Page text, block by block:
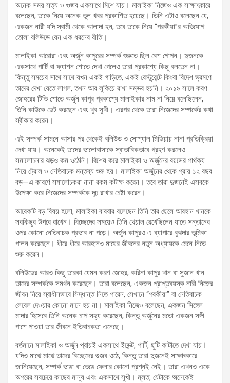
অনেক সময় সত্য ও গুজব একসাথে মিশে যায়। মালাইকা নিজেও এক সাক্ষাৎকারে
বলেছেন, তাকে নিয়ে অনেক ভুল খবর প্রকাশিত হয়েছে। তিনি এটাও বলেছেন যে,
একজন নারী যদি স্বামী থেকে আলাদা হন, তবে তাকে নিয়ে “পরকীয়া”র অভিযোগ
তোলা বলিউডে যেন এক ধরনের রীতি।
মালাইকা আরোরা এবং অর্জুন কাপুরের সম্পর্ক শুরুতে ছিল বেশ গোপন। দুজনকে
একসাথে পার্টি বা ফ্যাশন শোতে দেখা গেলেও তারা প্রকাশ্যে কিছু বলতেন না।
কিন্তু সময়ের সাথে সাথে যখন একই গাড়িতে, একই রেস্টুরেন্টে কিংবা বিদেশ ভ্রমণে
তাদের দেখা যেতে লাগল, তখন আর লুকিয়ে রাখা সম্ভব হয়নি। ২০১৯ সালে করণ
জোহরের টিভি শোতে অর্জুন কাপুর প্রকাশ্যে মালাইকার নাম না নিয়ে বলেছিলেন,
তিনি কাউকে ডেট করছেন এবং খুব সুখী। এরপর থেকে তারা নিজেদের সম্পর্কের কথা
স্বীকার করেন।
এই সম্পর্ক সামনে আসার পর থেকেই বলিউড ও সোশ্যাল মিডিয়ায় নানা প্রতিক্রিয়া
দেখা যায়। অনেকেই তাদের ভালোবাসাকে স্বাভাবিকভাবে গ্রহণ করলেও
সমালোচনার ঝড়ও কম ওঠেনি। বিশেষ করে মালাইকা ও অর্জুনের বয়সের পার্থক্য
নিয়ে ট্রোল ও নেতিবাচক মন্তব্য শুরু হয়। মালাইকা অর্জুনের থেকে প্রায় ১২ বছর
বড়—এ কারণে সমালোচকরা নানা রকম কটাক্ষ করেন। তবে তারা দুজনেই এসবকে
উপেক্ষা করে নিজেদের সম্পর্ককে দৃঢ় রাখার চেষ্টা করেন।
আরেকটি বড় বিষয় হলো, মালাইকা বারবার বলেছেন তিনি তার ছেলে আরহান খানকে
সবকিছুর উপরে রাখেন। বিচ্ছেদের সময়েও তিনি খেয়াল রেখেছিলেন যাতে সন্তানের
ওপর কোনো নেতিবাচক প্রভাব না পড়ে। অর্জুন কাপুরও এ ব্যাপারে বুঝদার ভূমিকা
পালন করেছেন। ধীরে ধীরে আরহানও মায়ের জীবনের নতুন অধ্যায়কে মেনে নিতে
শুরু করেন।
বলিউডের আরও কিছু তারকা যেমন করণ জোহর, করিনা কাপুর খান বা সুজান খান
তাদের সম্পর্ককে সমর্থন করেছেন। তারা বলেছেন, একজন প্রাপ্তবয়স্ক নারী নিজের
জীবন নিয়ে স্বাধীনভাবে সিদ্ধান্ত নিতে পারেন, সেখানে “পরকীয়া” বা নেতিবাচক
লেবেল দেওয়ার কোনো মানে হয় না। মালাইকা নিজেও বলেছেন, একজন সিঙ্গেল
মাদার হিসেবে তিনি অনেক চাপ সহ্য করেছেন, কিন্তু অর্জুনের মতো একজন সঙ্গী
পাশে পাওয়া তার জীবনে ইতিবাচকতা এনেছে।
বর্তমানে মালাইকা ও অর্জুন প্রায়ই একসাথে ইভেন্ট, পার্টি, ছুটি কাটাতে দেখা যায়।
যদিও মাঝে মাঝে তাদের বিচ্ছেদের গুজব ওঠে, কিন্তু তারা দুজনেই সাক্ষাৎকারে
জানিয়েছেন, সম্পর্ক ভাঙা বা ভেঙে ফেলার কোনো প্রশ্নই নেই। তারা এখনও একে
অপরের সবচেয়ে কাছের মানুষ এবং একসাথে সুখী। মূলত, যেটাকে অনেকেই